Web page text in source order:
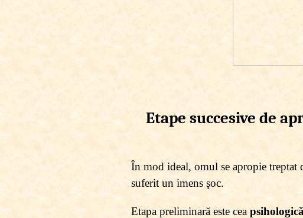
Etape succesive de
În mod ideal, omul se apropie treptat
suferit un imens şoc.
Etapa preliminară este cea psihologică